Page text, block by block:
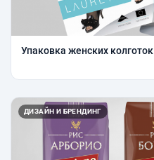
Упаковка женских колготок
ДИЗАЙН И БРЕНДИНГ